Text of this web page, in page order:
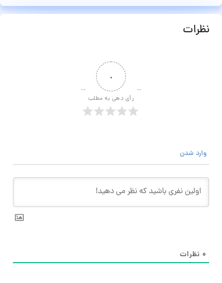
نظرات
۰
رأی دهی به مطلب
وارد شدن
۰ نظرات